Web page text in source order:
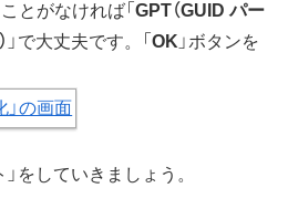
とがなければ「GPT（GUID パー
」で大丈夫です。「OK 」ボタンを
をしていきましょう。